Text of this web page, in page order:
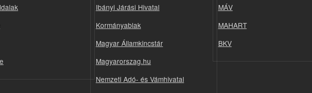
Ibányi Járási Hivatal
Kormányablak
Magyar Államkincstár
Magyarorszag.hu
Nemzeti Adó- és Vámhivatal
MÁV
MAHART
BKV